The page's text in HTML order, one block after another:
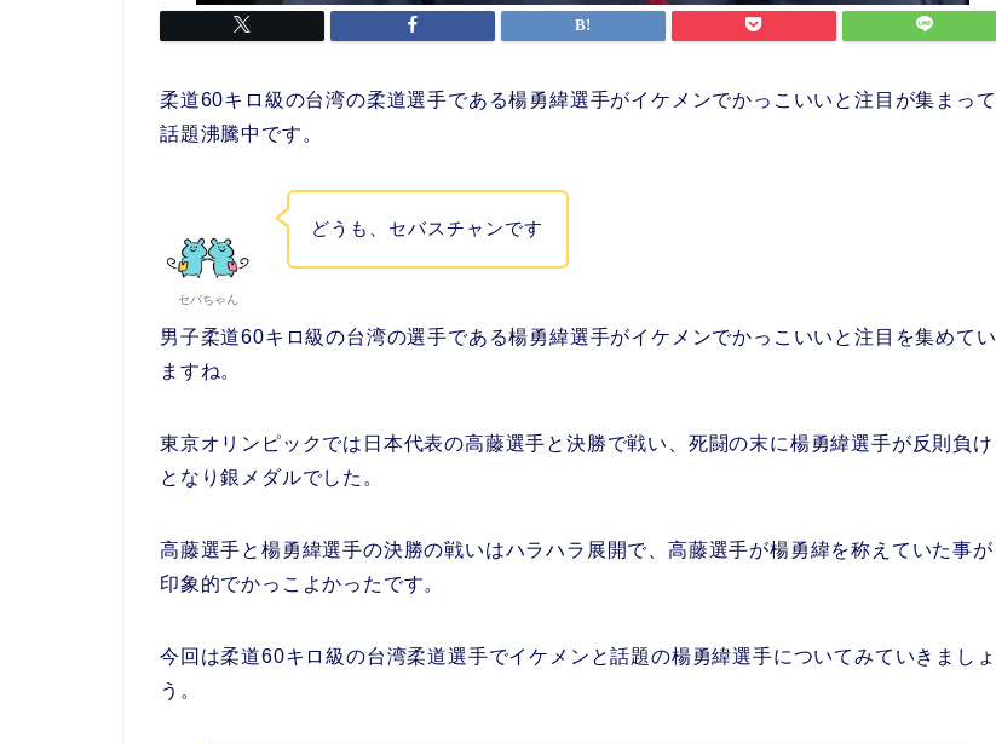
柔道60キロ級の台湾の柔道選手である楊勇緯選手がイケメンでかっこいいと注目が集まって
話題沸騰中です。
セバちゃん
どうも、セバスチャンです
男子柔道60キロ級の台湾の選手である楊勇緯選手がイケメンでかっこいいと注目を集めてい
ますね。
東京オリンピックでは日本代表の高藤選手と決勝で戦い、死闘の末に楊勇緯選手が反則負け
となり銀メダルでした。
高藤選手と楊勇緯選手の決勝の戦いはハラハラ展開で、高藤選手が楊勇緯を称えていた事が
印象的でかっこよかったです。
今回は柔道60キロ級の台湾柔道選手でイケメンと話題の楊勇緯選手についてみていきましょ
う。